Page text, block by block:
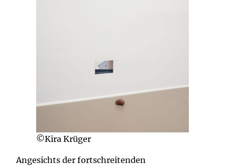
©Kira Krüger
Angesichts der fortschreitenden